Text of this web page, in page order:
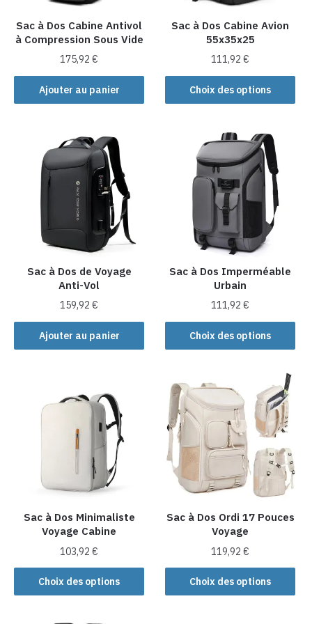
sur
la
page
du
produit
sur
la
page
du
produit
Sac à Dos Cabine Antivol
à Compression Sous Vide
175,92€
Ajouter au panier
Sac à Dos Cabine Avion
55x35x25
111,92€
Choix des options
Ce
produit
plusieurs
variations.
Les
options
peuvent
choisies
sur
la
page
du
produit
Sac à Dos de Voyage
Anti-Vol
159,92€
Ajouter au panier
Sac à Dos Imperméable
Urbain
111,92€
Choix des options
Ce
produit
variations.
Les
options
peuvent
être
choisies
la
page
du
produit
Sac à Dos Minimaliste
Voyage Cabine
103,92€
Choix des options
Ce
produit
Sac à Dos Ordi 17 Pouces
Voyage
119,92€
Choix des options
Ce
produit